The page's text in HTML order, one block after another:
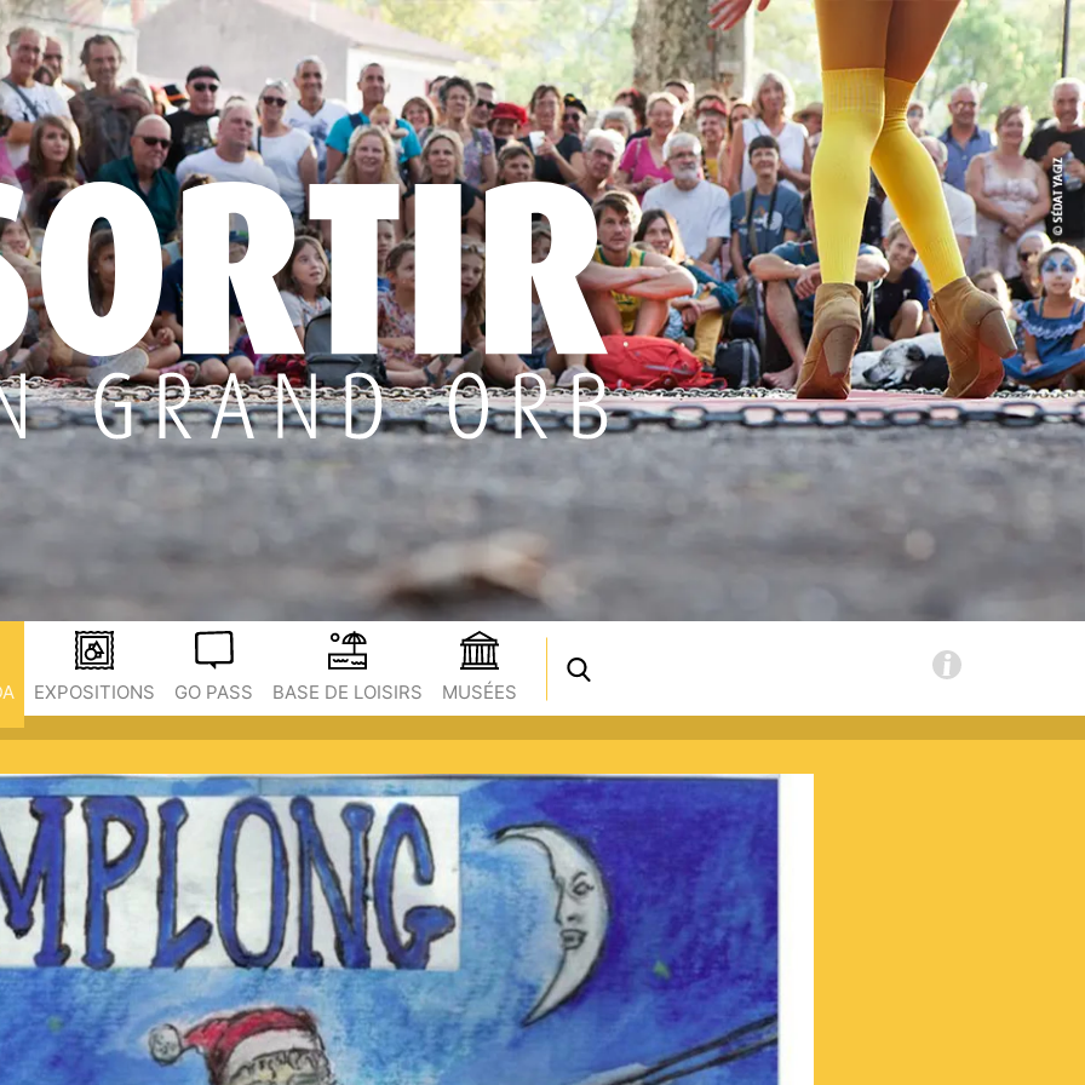
EXPOSITIONS GO PASS BASE DE LOISIRS MUSÉES